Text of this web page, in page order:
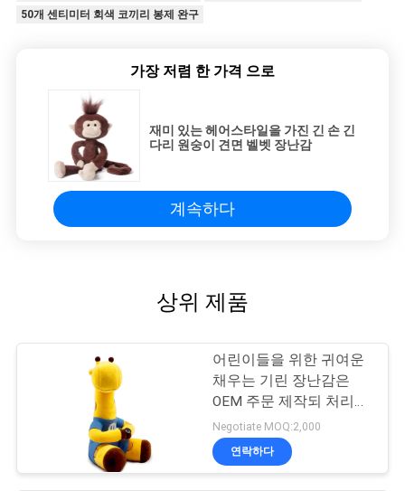
50개 센티미터 회색 코끼리 봉제 완구
가장 저렴 한 가격 으로
재미 있는 헤어스타일을 가진 긴 손 긴
다리 원숭이 견면 벨벳 장난감
계속하다
상위 제품
어린이들을 위한 귀여운
채우는 기린 장난감은
OEM 주문 제작되 처리를
제공합니다
Negotiate MOQ:2,000
연락하다